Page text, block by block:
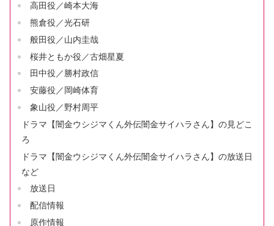
高田役／崎本大海
熊倉役／光石研
般田役／山内圭哉
桜井ともか役／古畑星夏
田中役／勝村政信
安藤役／岡崎体育
象山役／野村周平
ドラマ【闇金ウシジマくん外伝闇金サイハラさん】の見どこ
ろ
ドラマ【闇金ウシジマくん外伝闇金サイハラさん】の放送日
など
放送日
配信情報
原作情報